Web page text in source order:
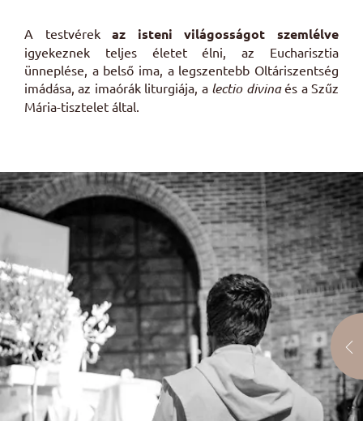
A testvérekaz isteni világosságot szemlélve
igyekeznek teljes életet élni, az Eucharisztia
ünneplése, a belső ima, a legszentebb Oltáriszentség
imádása, az imaórák liturgiája, a lectio divinaés a Szűz
Mária-tisztelet által.